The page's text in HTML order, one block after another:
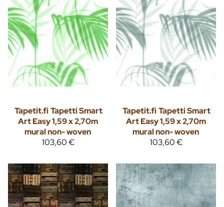
Tapetit.fiTapetti Smart
Art Easy 1,59 x 2,70m
mural non- woven
103,60 €
Tapetit.fiTapetti Smart
Art Easy 1,59 x 2,70m
mural non- woven
103,60 €